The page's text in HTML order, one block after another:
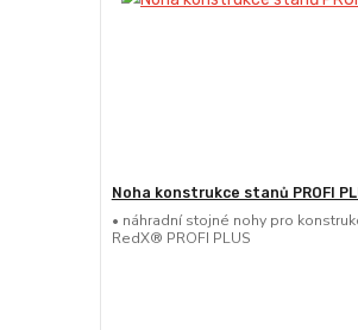
Noha konstrukce stanů PROFI
• náhradní stojné nohy pro
RedX® PROFI PLUS